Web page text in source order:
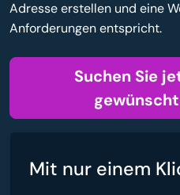
Adresse erstellen und eine
Anforderungen entspricht.
Suchen Sie
Mit nur einem